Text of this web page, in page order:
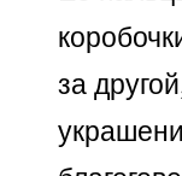
за